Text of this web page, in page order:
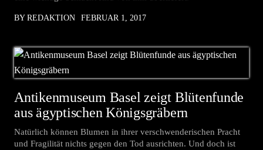
BY REDAKTION FEBRUAR 1, 2017
Antikenmuseum Basel zeigt Blütenfunde
aus ägyptischen Königsgräbern
Natürlich können Blumen in ihrer verschwenderischen Pracht
und Fragilität nichts gegen den Tod ausrichten. Und doch ist